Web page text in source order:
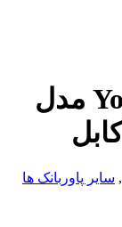
پاوربانک 50 هزار Yosonda مدل
, سایر پاوربانک ها